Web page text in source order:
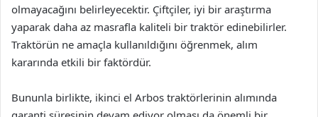
olmayacağını belirleyecektir. Çiftçiler, iyi bir araştırma
yaparak daha az masrafla kaliteli bir traktör edinebilirler.
Traktörün ne amaçla kullanıldığını öğrenmek, alım
kararında etkili bir faktördür.
Bununla birlikte, ikinci el Arbos traktörlerinin alımında